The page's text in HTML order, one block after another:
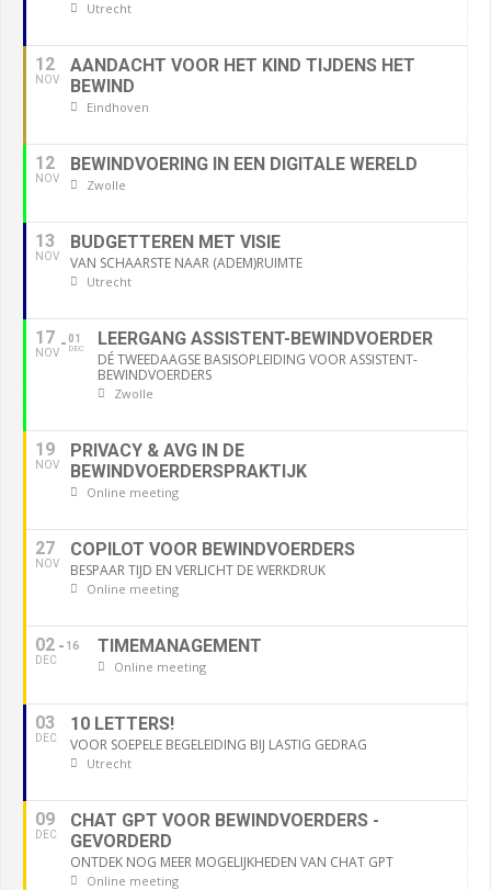
Utrecht
12
NOV
AANDACHT VOOR HET KIND TIJDENS HET
BEWIND
Eindhoven
12
NOV
BEWINDVOERING IN EEN DIGITALE WERELD
Zwolle
13
NOV
BUDGETTEREN MET VISIE
VAN SCHAARSTE NAAR (ADEM)RUIMTE
Utrecht
17
NOV
01
DEC LEERGANG ASSISTENT-BEWINDVOERDER
DÉ TWEEDAAGSE BASISOPLEIDING VOOR ASSISTENT-
BEWINDVOERDERS
Zwolle
19
NOV
PRIVACY & AVG IN DE
BEWINDVOERDERSPRAKTIJK
Online meeting
27
NOV
COPILOT VOOR BEWINDVOERDERS
BESPAAR TIJD EN VERLICHT DE WERKDRUK
Online meeting
02
DEC
16 TIMEMANAGEMENT
Online meeting
03
DEC
10 LETTERS!
VOOR SOEPELE BEGELEIDING BIJ LASTIG GEDRAG
Utrecht
09
DEC
CHAT GPT VOOR BEWINDVOERDERS -
GEVORDERD
ONTDEK NOG MEER MOGELIJKHEDEN VAN CHAT GPT
Online meeting